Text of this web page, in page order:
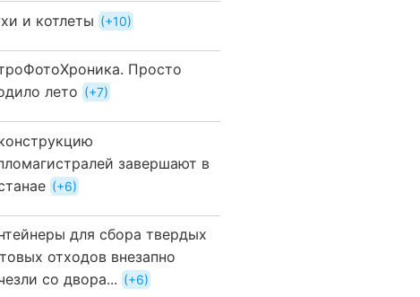
и котлеты +10
Просто
лето
+7
завершают в
+6
для сбора твердых
отходов внезапно
со двора...
+6